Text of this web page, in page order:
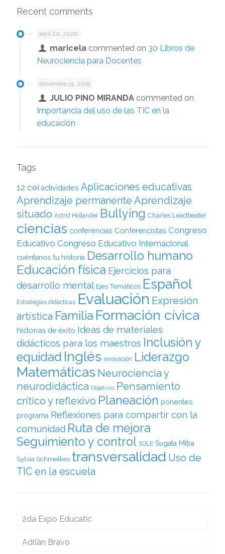
Recent comments
abril 20, 2020
maricela commented on 30 Libros de
Neurociencia para Docentes
diciembre 15, 2019
JULIO PINO MIRANDA commented on
Importancia del uso de las TIC en la
educación
Tags
12 cei actividades Aplicaciones educativas
Aprendizaje permanente Aprendizaje
situado Astrid Hollander Bullying Charles Leadbeater
ciencias conferencias Conferencistas Congreso
Educativo Congreso Educativo Internacional
cuéntanos tu historia Desarrollo humano
Educación física Ejercicios para
desarrollo mental Ejes Temáticos Español
Estrategias didácticas Evaluación Expresión
artística Familia Formación cívica
historias de éxito Ideas de materiales
didácticos para los maestros Inclusión y
equidad Inglés innovación Liderazgo
Matemáticas Neurociencia y
neurodidáctica Objetivos Pensamiento
crítico y reflexivo Planeación ponentes
programa Reflexiones para compartir con la
comunidad Ruta de mejora
Seguimiento y control SOLE Sugata Mitra
Sylvia Schmelkes transversalidad Uso de
TIC en la escuela
2da Expo Educatic
Adrián Bravo